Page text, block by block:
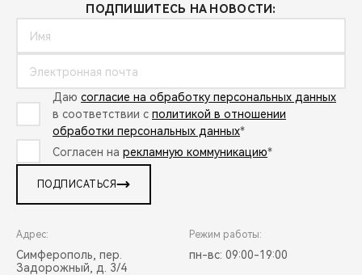
ПОДПИШИТЕСЬ НА НОВОСТИ:
Даю согласие на обработку персональных данных
в соответствии с политикой в отношении
обработки персональных данных*
Согласен на рекламную коммуникацию*
ПОДПИСАТЬСЯ
Адрес:
Симферополь, пер.
Задорожный, д. 3/4
Режим работы:
пн-вс: 09:00-19:00